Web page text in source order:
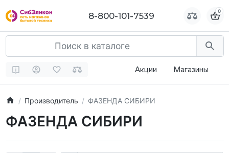
8-800-101-7539 0
Акции Магазины
Производитель ФАЗЕНДА СИБИРИ
ФАЗЕНДА СИБИРИ
8-800-101-7539 0